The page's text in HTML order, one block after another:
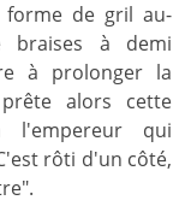
de gril au-
braises à demi
à prolonger la
alors cette
l'empereur qui
rôti d'un côté,